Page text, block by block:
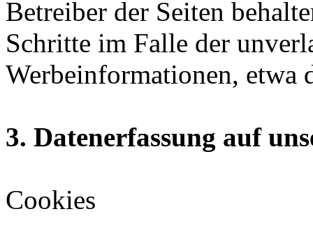
Betreiber der Seiten
Schritte im Falle der
Werbeinformationen, etwa
3. Datenerfassung auf
Cookies